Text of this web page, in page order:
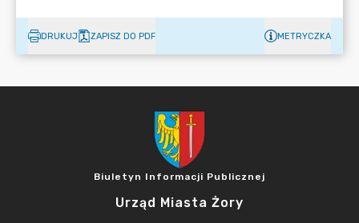
DRUKUJ ZAPISZ DO PDF METRYCZKA
Biuletyn Informacji Publicznej
Urząd Miasta Żory